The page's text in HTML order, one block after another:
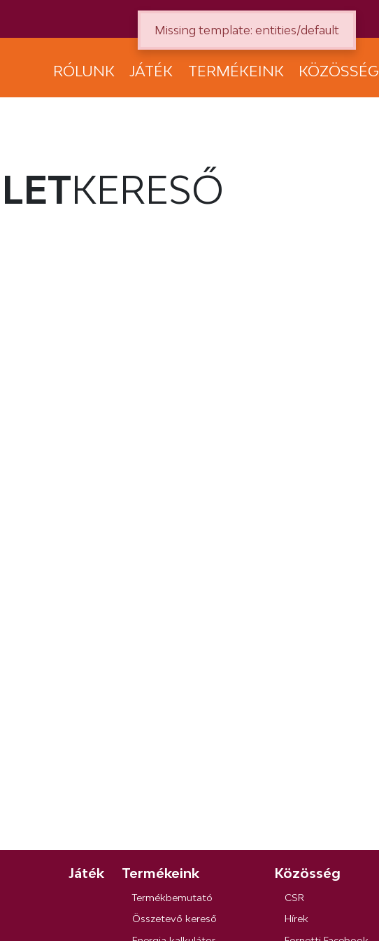
RÓLUNK JÁTÉK TERMÉKEINK KÖZÖSSÉG
KERESŐ
Játék Termékeink
Termékbemutató
Összetevő kereső
Közösség
CSR
Hírek
Missing template: entities/default